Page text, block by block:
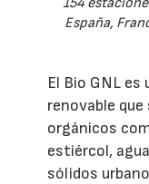
España,
El Bio GNL es
renovable
orgánicos
estiércol,
sólidos